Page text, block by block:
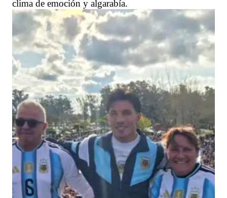
clima de emoción y algarabía.